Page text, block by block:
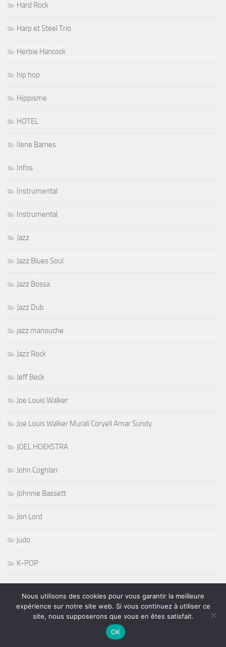
Hard Rock
Harp et Steel Trio
Herbie Hancock
hip hop
Hippisme
HOTEL
Ilene Barnes
Infos
Instrumental
Instrumental
Jazz
Jazz Blues Soul
Jazz Bossa
Jazz Dub
jazz manouche
Jazz Rock
Jeff Beck
Joe Louis Walker
Joe Louis Walker Murali Coryell Amar Sundy
JOEL HOEKSTRA
John Coghlan
Johnnie Bassett
Jon Lord
judo
K-POP
L'Olympia
Nous utilisons des cookies pour vous garantir la meilleure
expérience sur notre site web. Si vous continuez à utiliser ce
site, nous supposerons que vous en êtes satisfait.
OK